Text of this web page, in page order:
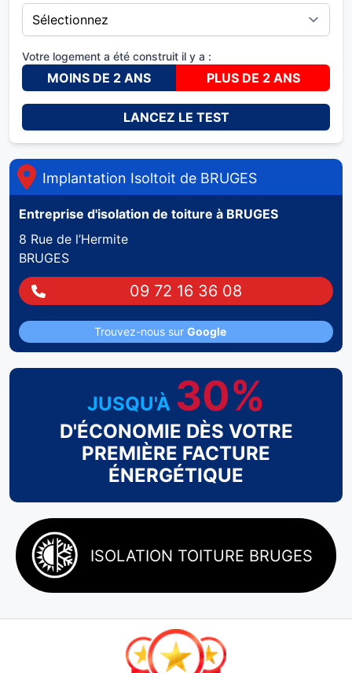
Votre logement a été construit il y a :
MOINS DE 2 ANS PLUS DE 2 ANS
LANCEZ LE TEST
Implantation Isoltoit de BRUGES
Entreprise d'isolation de toiture à BRUGES
8 Rue de l’Hermite
BRUGES
09 72 16 36 08
Trouvez-nous sur Google
JUSQU'À 30%
D'ÉCONOMIE DÈS VOTRE
PREMIÈRE FACTURE
ÉNERGÉTIQUE
ISOLATION TOITURE BRUGES